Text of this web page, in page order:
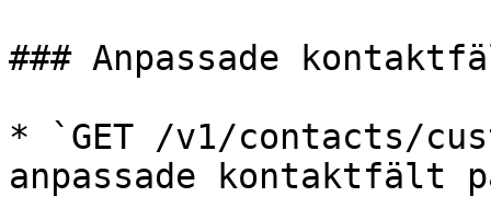
### Anpassade
* `GET /v1/contacts/
anpassade kontaktfält